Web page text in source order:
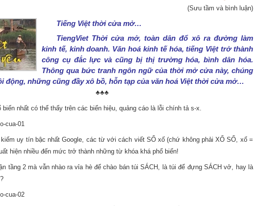
(Sưu tầm và bình luận)
Tiếng Việt thời cửa mở…
TiengViet Thời cửa mở, toàn dân đổ xô ra đường làm
kinh tế, kinh doanh. Văn hoá kinh tế hóa, tiếng Việt trở thành
công cụ đắc lực và cũng bị thị trường hóa, bình dân hóa.
Thông qua bức tranh ngôn ngữ của thời mở cửa này, chúng
động, những cũng đầy xô bồ, hỗn tạp của văn hoá Việt thời cửa mở…
♣♣♣
biến nhất có thể thấy trên các biển hiệu, quảng cáo là lỗi chính tả s-x.
cua-01
uy tín bậc nhất Google, các từ với cách viết SỔ xố (chứ không phải XỔ SỐ, xổ =
hiện nhiều đến mức trở thành những từ khóa khá phổ biến!
tầng 2 mà vẫn nhào ra vỉa hè để chào bán túi SÁCH, là túi để đựng SÁCH vở, hay là
cua-02